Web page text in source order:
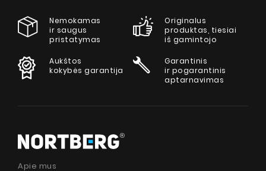
Nemokamas
ir saugus
pristatymas
Originalus
produktas, tiesiai
iš gamintojo
Aukštos
kokybės garantija
Garantinis
ir pogarantinis
aptarnavimas
Apie mus